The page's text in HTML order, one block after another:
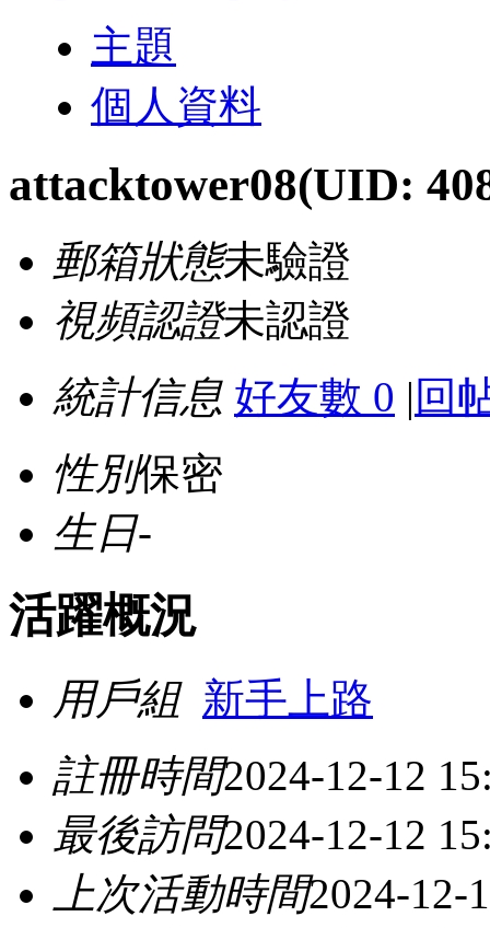
主題
個人資料
attacktower08(UID:
郵箱狀態未驗證
視頻認證未認證
統計信息 好友數 0 | 回
性別保密
生日-
活躍概況
用戶組 新手上路
註冊時間2024-12-12
最後訪問2024-12-12
上次活動時間2024-12-